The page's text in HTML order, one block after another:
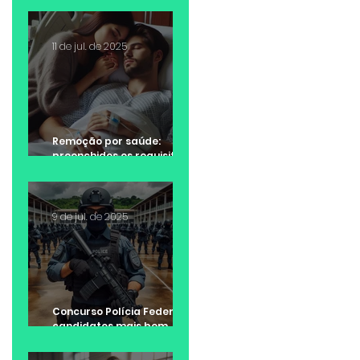
Remoção por saúde:
preenchidos os requisitos
da Administração Pública
11 de jul. de 2025
Concurso Polícia Federal:
candidatos mais bem
preferência na escolha da
9 de jul. de 2025